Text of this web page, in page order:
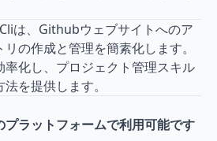
は、Githubウェブサイトへのア
の作成と管理を簡素化します。
率化し、プロジェクト管理スキル
を提供します。
ラットフォームで利用可能です